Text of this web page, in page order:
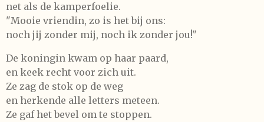
net als de kamperfoelie.
"Mooie vriendin, zo is het bij ons:
noch jij zonder mij, noch ik zonder jou!"
De koningin kwam op haar paard,
en keek recht voor zich uit.
Ze zag de stok op de weg
en herkende alle letters meteen.
Ze gaf het bevel om te stoppen.